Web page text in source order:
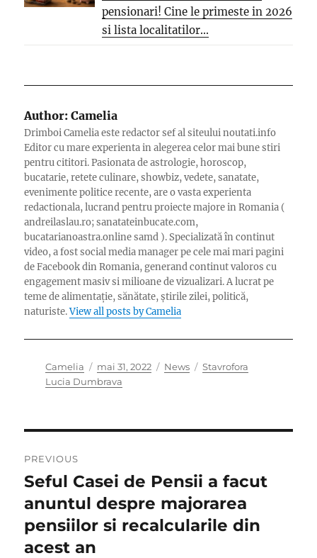
pensionari! Cine le primeste in 2026
si lista localitatilor...
Author: Camelia
Drimboi Camelia este redactor sef al siteului noutati.info
Editor cu mare experienta in alegerea celor mai bune stiri
pentru cititori. Pasionata de astrologie, horoscop,
bucatarie, retete culinare, showbiz, vedete, sanatate,
evenimente politice recente, are o vasta experienta
redactionala, lucrand pentru proiecte majore in Romania (
andreilaslau.ro; sanatateinbucate.com,
bucatarianoastra.online samd ). Specializată în continut
video, a fost social media manager pe cele mai mari pagini
de Facebook din Romania, generand continut valoros cu
engagement masiv si milioane de vizualizari. A lucrat pe
teme de alimentație, sănătate, știrile zilei, politică,
naturiste.View all posts by Camelia
Author
Camelia
Posted
on
mai 31, 2022 Categories
News Tags
Stavrofora
Lucia Dumbrava
în
articole
PREVIOUS
Previous
post:
Seful Casei de Pensii a facut
anuntul despre majorarea
pensiilor si recalcularile din
acest an